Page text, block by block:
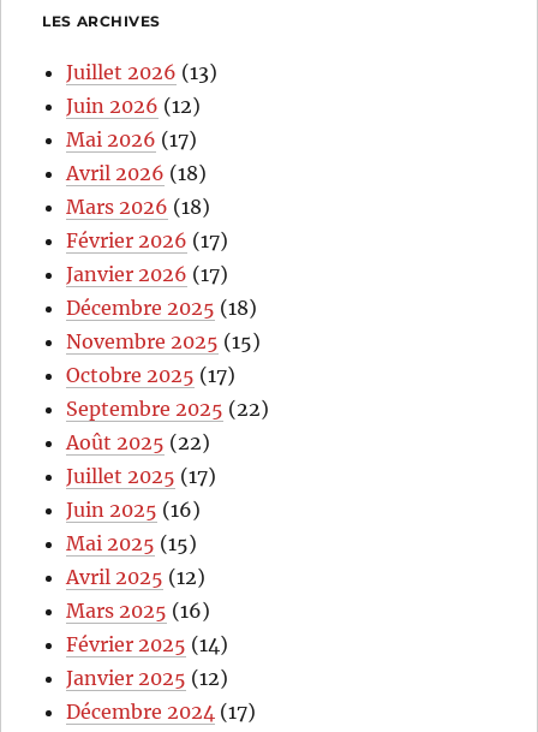
LES ARCHIVES
Juillet 2026 (13)
Juin 2026 (12)
Mai 2026 (17)
Avril 2026 (18)
Mars 2026 (18)
Février 2026 (17)
Janvier 2026 (17)
Décembre 2025 (18)
Novembre 2025 (15)
Octobre 2025 (17)
Septembre 2025 (22)
Août 2025 (22)
Juillet 2025 (17)
Juin 2025 (16)
Mai 2025 (15)
Avril 2025 (12)
Mars 2025 (16)
Février 2025 (14)
Janvier 2025 (12)
Décembre 2024 (17)